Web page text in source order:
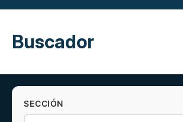
Buscador
SECCIÓN